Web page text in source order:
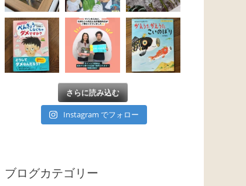
さらに読み込む
Instagram でフォロー
ブログカテゴリー